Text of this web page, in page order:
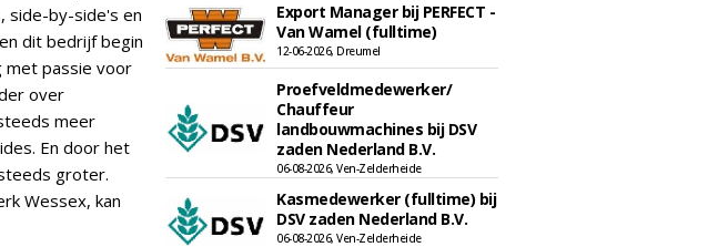
side-by-side's en
dit bedrijf begin
met passie voor
over
meer
En door het
groter.
Wessex, kan
Export Manager bij PERFECT -
Van Wamel (fulltime)
12-06-2026, Dreumel
Proefveldmedewerker/
Chauffeur
landbouwmachines bij DSV
zaden Nederland B.V.
06-08-2026, Ven-Zelderheide
Kasmedewerker (fulltime) bij
DSV zaden Nederland B.V.
06-08-2026, Ven-Zelderheide